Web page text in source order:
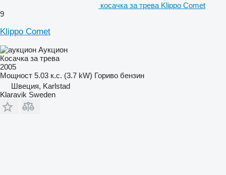
косачка за трева Klippo Comet
9
Klippo Comet
Аукцион
Косачка за трева
2005
Мощност 5.03 к.с. (3.7 kW) Гориво бензин
Швеция, Karlstad
Klaravik Sweden